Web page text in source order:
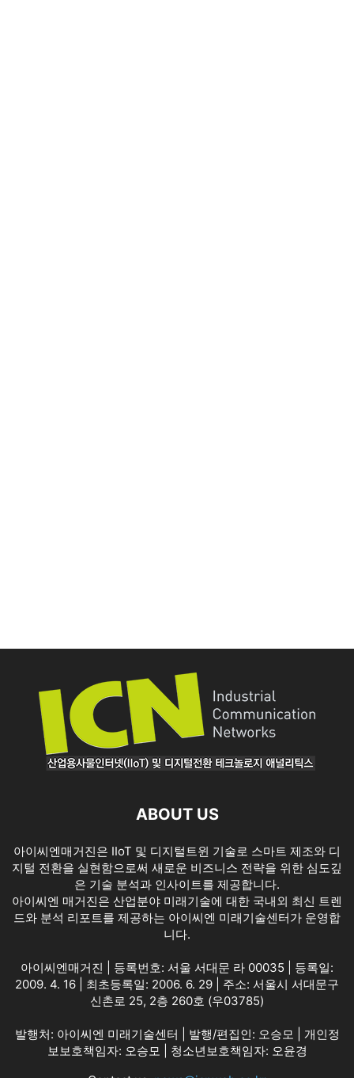
ABOUT US
아이씨엔매거진은 IIoT 및 디지털트윈 기술로 스마트 제조와 디
지털 전환을 실현함으로써 새로운 비즈니스 전략을 위한 심도깊
은 기술 분석과 인사이트를 제공합니다.
아이씨엔 매거진은 산업분야 미래기술에 대한 국내외 최신 트렌
드와 분석 리포트를 제공하는 아이씨엔 미래기술센터가 운영합
니다.
아이씨엔매거진 | 등록번호: 서울 서대문 라 00035 | 등록일:
2009. 4. 16 | 최초등록일: 2006. 6. 29 | 주소: 서울시 서대문구
신촌로 25, 2층 260호 (우03785)
발행처: 아이씨엔 미래기술센터 | 발행/편집인: 오승모 | 개인정
보보호책임자: 오승모 | 청소년보호책임자: 오윤경